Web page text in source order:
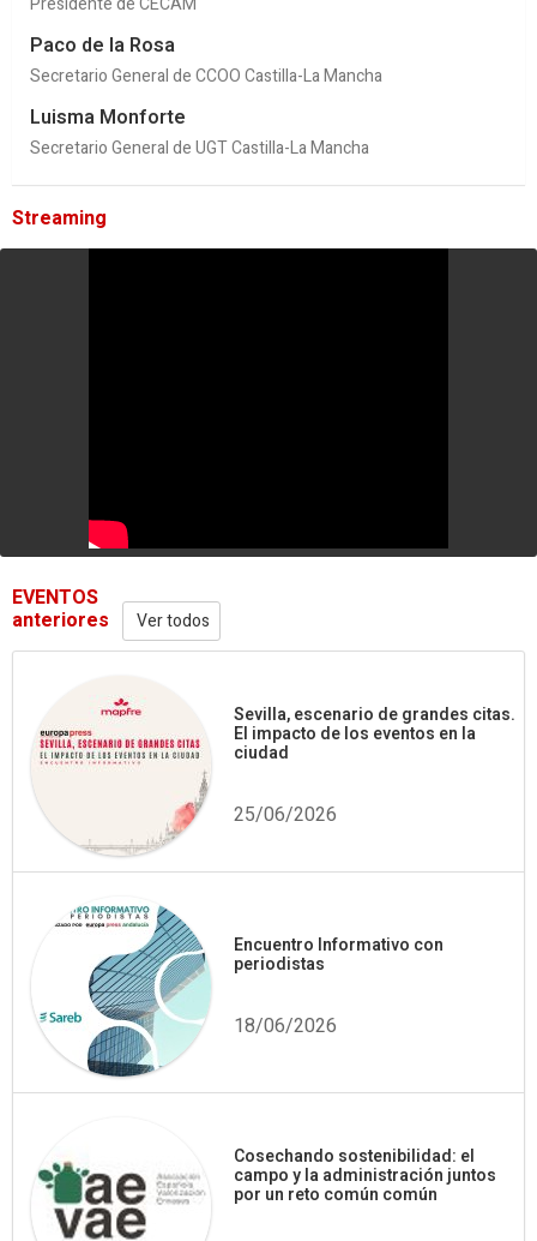
Paco de la Rosa
Secretario General de CCOO Castilla-La Mancha
Luisma Monforte
Secretario General de UGT Castilla-La Mancha
Streaming
EVENTOS
anteriores Ver todos
Sevilla, escenario de grandes citas.
El impacto de los eventos en la
ciudad
25/06/2026
Encuentro Informativo con
periodistas
18/06/2026
Cosechando sostenibilidad: el
campo y la administración juntos
por un reto común común